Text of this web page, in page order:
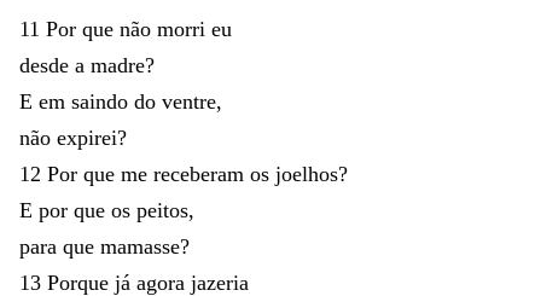
11 Por que não morri eu
desde a madre?
E em saindo do ventre,
não expirei?
12 Por que me receberam os joelhos?
E por que os peitos,
para que mamasse?
13 Porque já agora jazeria